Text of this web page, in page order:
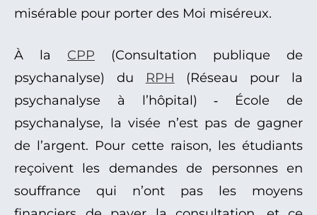
misérable pour porter des Moi miséreux.
À la CPP (Consultation publique de
psychanalyse) du
RPH (Réseau pour la
psychanalyse à l’hôpital) ‑ École de
psychanalyse, la visée n’est pas de gagner
de l’argent. Pour cette raison, les étudiants
reçoivent les demandes de personnes en
souffrance qui n’ont pas les moyens